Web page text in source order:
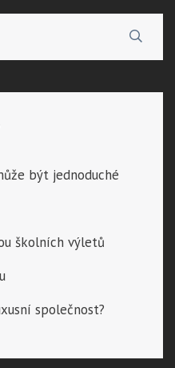
být jednoduché
školních výletů
společnost?